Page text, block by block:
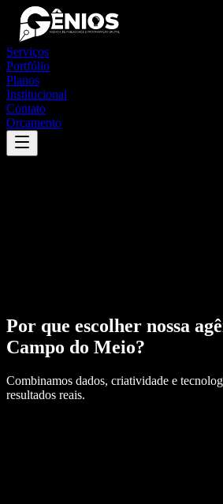
Serviços
Portfólio
Planos
Institucional
Contato
Orçamento
Por que escolher nossa
Campo do Meio?
Combinamos dados, criatividade e
resultados reais.